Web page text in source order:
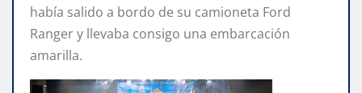
había salido a bordo de su camioneta Ford
Ranger y llevaba consigo una embarcación
amarilla.